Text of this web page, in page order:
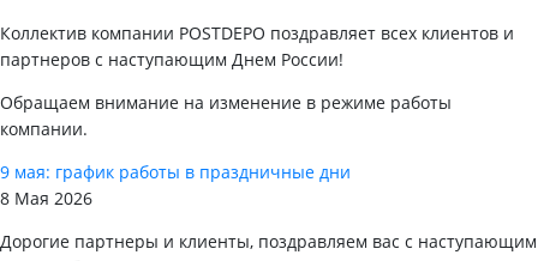
Коллектив компании POSTDEPO поздравляет всех клиентов и
партнеров с наступающим Днем России!
Обращаем внимание на изменение в режиме работы
компании.
9 мая: график работы в праздничные дни
8 Мая 2026
Дорогие партнеры и клиенты, поздравляем вас с наступающим